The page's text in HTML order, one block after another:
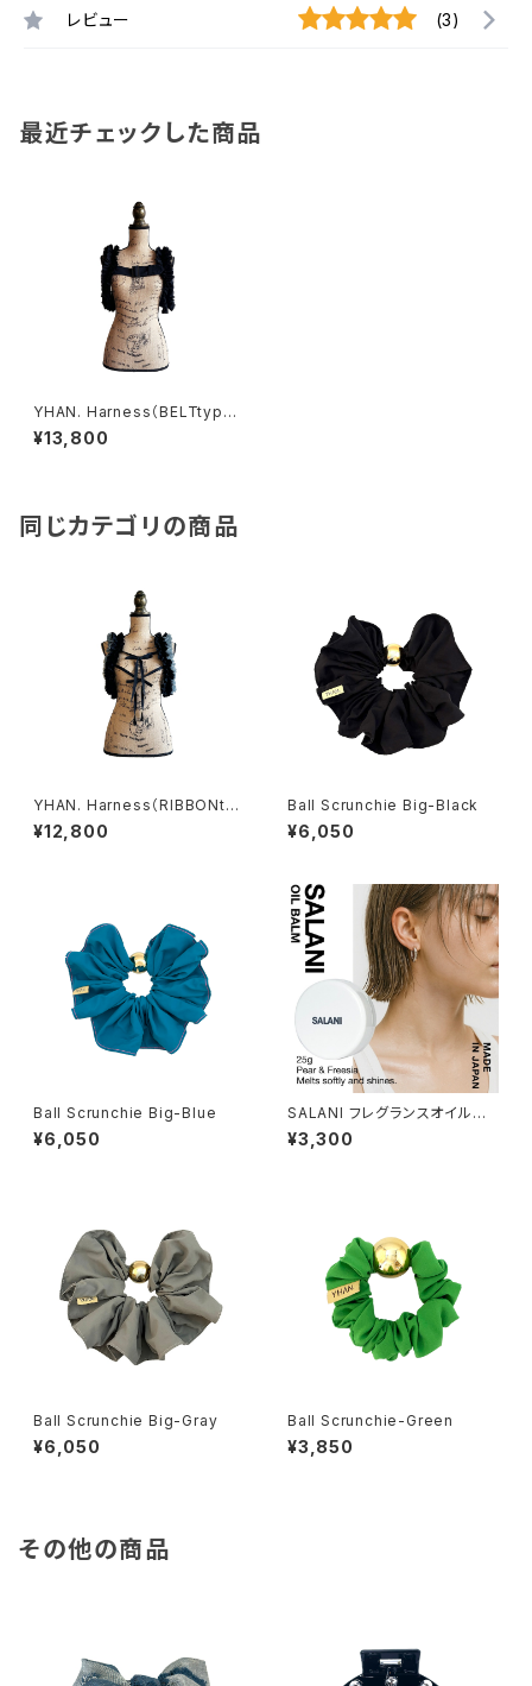
レビュー (3)
最近チェックした商品
YHAN. Harness（BELTtyp
e）/ by lady's
¥13,800
同じカテゴリの商品
YHAN. Harness（RIBBONty
pe）/ by lady's
¥12,800
Ball Scrunchie Big-Black
¥6,050
Ball Scrunchie Big-Blue
¥6,050
SALANI フレグランスオイルバ
ーム
¥3,300
Ball Scrunchie Big-Gray
¥6,050
Ball Scrunchie-Green
¥3,850
その他の商品